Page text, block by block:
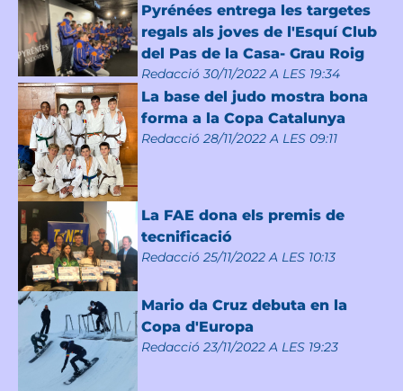
Pyrénées entrega les targetes
regals als joves de l'Esquí Club
del Pas de la Casa- Grau Roig
Redacció 30/11/2022 A LES 19:34
La base del judo mostra bona
forma a la Copa Catalunya
Redacció 28/11/2022 A LES 09:11
La FAE dona els premis de
tecnificació
Redacció 25/11/2022 A LES 10:13
Mario da Cruz debuta en la
Copa d'Europa
Redacció 23/11/2022 A LES 19:23